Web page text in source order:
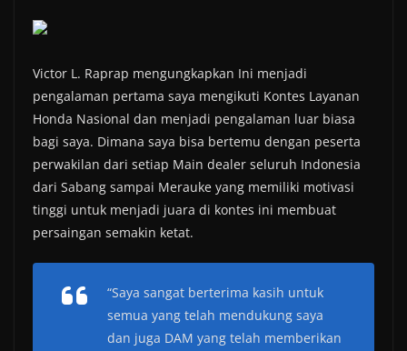
Victor L. Raprap mengungkapkan Ini menjadi
pengalaman pertama saya mengikuti Kontes Layanan
Honda Nasional dan menjadi pengalaman luar biasa
bagi saya. Dimana saya bisa bertemu dengan peserta
perwakilan dari setiap Main dealer seluruh Indonesia
dari Sabang sampai Merauke yang memiliki motivasi
tinggi untuk menjadi juara di kontes ini membuat
persaingan semakin ketat.
“Saya sangat berterima kasih untuk
semua yang telah mendukung saya
dan juga DAM yang telah memberikan